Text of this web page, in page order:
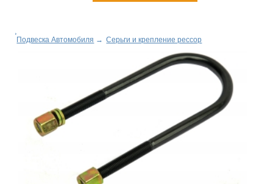
Подвеска Автомобиля → Серьги и крепление рессор